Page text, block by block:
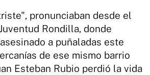
pronunciaban desde el
Rondilla, donde
a puñaladas este
de ese mismo barrio
Esteban Rubio perdió la vida